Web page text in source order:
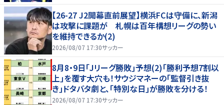
【26-27 J2開幕直前展望】横浜FCは守備に、新潟
は攻撃に課題が 札幌は百年構想リーグの勢い
を維持できるか(2)
2026/08/07 17:30サッカー
8月8・9日｢Jリーグ勝敗｣予想(2)｢勝利予想7割以
上｣を覆す大穴も！サウジマネーの｢監督引き抜
き｣ドタバタ劇と、｢特別な日｣が勝敗を分ける！
2026/08/07 17:30サッカー